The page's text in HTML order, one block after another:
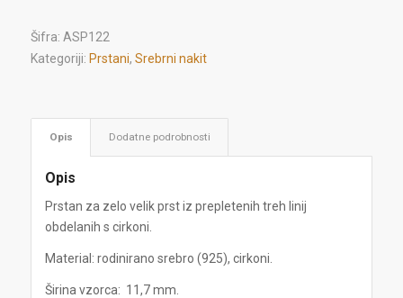
Šifra: ASP122
Kategoriji: Prstani, Srebrni nakit
Opis Dodatne podrobnosti
Opis
Prstan za zelo velik prst iz prepletenih treh linij
obdelanih s cirkoni.
Material: rodinirano srebro (925), cirkoni.
Širina vzorca: 11,7 mm.